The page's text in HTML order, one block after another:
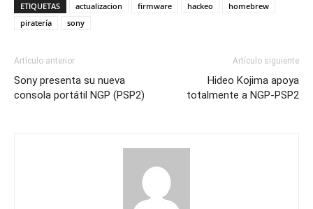
ETIQUETAS actualizacion firmware hackeo
homebrew
piratería
sony
Artículo anterior
Sony presenta su nueva
consola portátil NGP (PSP2)
Artículo siguiente
Hideo Kojima apoya
totalmente a NGP-PSP2